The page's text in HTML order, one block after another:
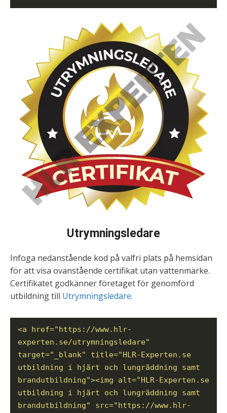
Utrymningsledare
Infoga nedanstående kod på valfri plats på hemsidan
för att visa ovanstående certifikat utan vattenmärke.
Certifikatet godkänner företaget för genomförd
utbildning till Utrymningsledare.
<a href="https://www.hlr-
experten.se/utrymningsledare"
target="_blank" title="HLR-Experten.se
utbildning i hjärt och lungräddning samt
brandutbildning"><img alt="HLR-Experten.se
utbildning i hjärt och lungräddning samt
brandutbildning" src="https://www.hlr-